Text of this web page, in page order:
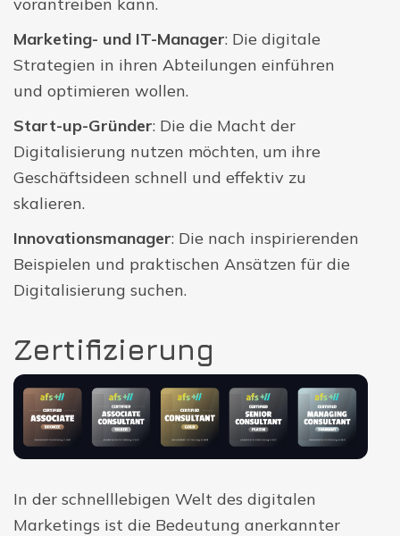
Marketing- und IT-Manager: Die digitale
Strategien in ihren Abteilungen einführen
und optimieren wollen.
Start-up-Gründer: Die die Macht der
Digitalisierung nutzen möchten, um ihre
Geschäftsideen schnell und effektiv zu
skalieren.
Innovationsmanager: Die nach inspirierenden
Beispielen und praktischen Ansätzen für die
Digitalisierung suchen.
Zertifizierung
In der schnelllebigen Welt des digitalen
Marketings ist die Bedeutung anerkannter